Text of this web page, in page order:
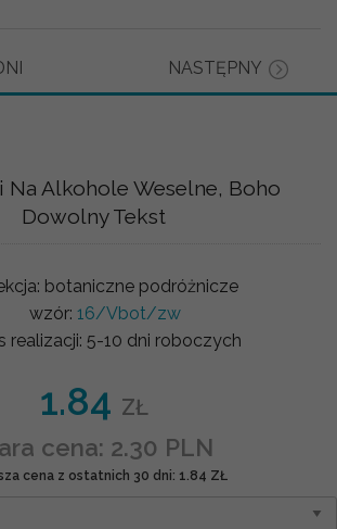
NASTĘPNY
Na Alkohole Weselne, Boho
Dowolny Tekst
botaniczne podróżnicze
wzór: 16/Vbot/zw
realizacji: 5-10 dni roboczych
1.84 ZŁ
cena: 2.30 PLN
cena z ostatnich 30 dni: 1.84 ZŁ